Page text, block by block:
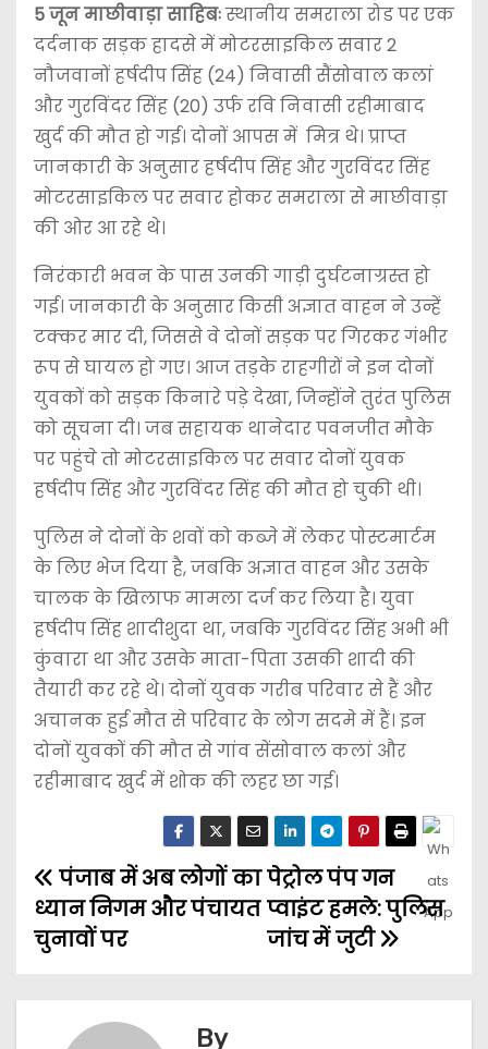
5 जूनमाछीवाड़ा साहिबःस्थानीय समराला रोड पर एक
दर्दनाक सड़क हादसे में मोटरसाइकिल सवार 2
नौजवानों हर्षदीप सिंह (24) निवासी सैंसोवाल कलां
और गुरविंदर सिंह (20) उर्फ ​​रवि निवासी रहीमाबाद
खुर्द की मौत हो गई। दोनों आपस में मित्र थे। प्राप्त
जानकारी के अनुसार हर्षदीप सिंह और गुरविंदर सिंह
मोटरसाइकिल पर सवार होकर समराला से माछीवाड़ा
की ओर आ रहे थे।
निरंकारी भवन के पास उनकी गाड़ी दुर्घटनाग्रस्त हो
गई। जानकारी के अनुसार किसी अज्ञात वाहन ने उन्हें
टक्कर मार दी, जिससे वे दोनों सड़क पर गिरकर गंभीर
रूप से घायल हो गए। आज तड़के राहगीरों ने इन दोनों
युवकों को सड़क किनारे पड़े देखा, जिन्होंने तुरंत पुलिस
को सूचना दी। जब सहायक थानेदार पवनजीत मौके
पर पहुंचे तो मोटरसाइकिल पर सवार दोनों युवक
हर्षदीप सिंह और गुरविंदर सिंह की मौत हो चुकी थी।
पुलिस ने दोनों के शवों को कब्जे में लेकर पोस्टमार्टम
के लिए भेज दिया है, जबकि अज्ञात वाहन और उसके
चालक के खिलाफ मामला दर्ज कर लिया है। युवा
हर्षदीप सिंह शादीशुदा था, जबकि गुरविंदर सिंह अभी भी
कुंवारा था और उसके माता-पिता उसकी शादी की
तैयारी कर रहे थे। दोनों युवक गरीब परिवार से हैं और
अचानक हुई मौत से परिवार के लोग सदमे में हैं। इन
दोनों युवकों की मौत से गांव सेंसोवाल कलां और
रहीमाबाद खुर्द में शोक की लहर छा गई।
पेट्रोल पंप गन
प्वाइंट हमले: पुलिस
जांच में जुटी
पंजाब में अब लोगों का
ध्यान निगम और पंचायत
चुनावों पर
By